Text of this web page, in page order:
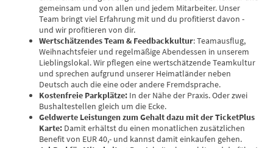
gemeinsam und von allen und jedem Mitarbeiter. Unser
Team bringt viel Erfahrung mit und du profitierst davon -
und wir profitieren von dir.
Wertschätzendes Team & Feedbackkultur: Teamausflug,
Weihnachtsfeier und regelmäßige Abendessen in unserem
Lieblingslokal. Wir pflegen eine wertschätzende Teamkultur
und sprechen aufgrund unserer Heimatländer neben
Deutsch auch die eine oder andere Fremdsprache.
Kostenfreie Parkplätze: In der Nähe der Praxis. Oder zwei
Bushaltestellen gleich um die Ecke.
Geldwerte Leistungen zum Gehalt dazu mit der TicketPlus
Karte: Damit erhältst du einen monatlichen zusätzlichen
Benefit von EUR 40,- und kannst damit einkaufen gehen.